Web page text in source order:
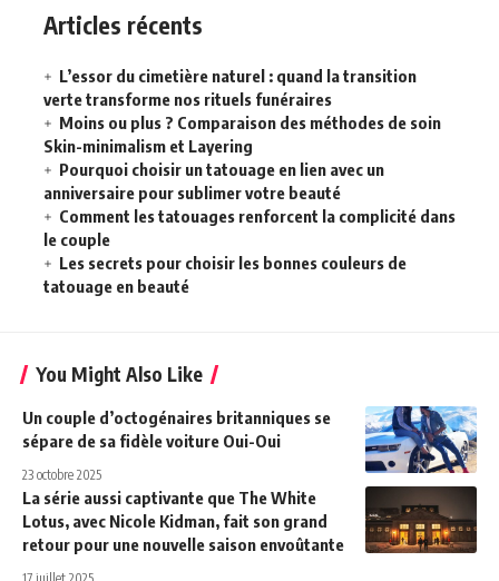
Articles récents
L’essor du cimetière naturel : quand la transition
verte transforme nos rituels funéraires
Moins ou plus ? Comparaison des méthodes de soin
Skin-minimalism et Layering
Pourquoi choisir un tatouage en lien avec un
anniversaire pour sublimer votre beauté
Comment les tatouages renforcent la complicité dans
le couple
Les secrets pour choisir les bonnes couleurs de
tatouage en beauté
You Might Also Like
Un couple d’octogénaires britanniques se
sépare de sa fidèle voiture Oui-Oui
23 octobre 2025
La série aussi captivante que The White
Lotus, avec Nicole Kidman, fait son grand
retour pour une nouvelle saison envoûtante